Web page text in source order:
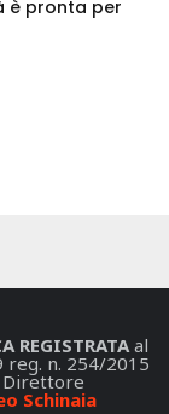
è pronta per
REGISTRATAal
reg. n. 254/2015
Schinaia